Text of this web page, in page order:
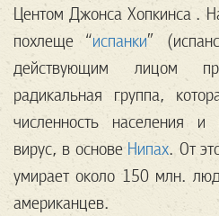
Центом Джонса Хопкинса .
похлеще “испанки”
действующим лицом
радикальная группа,
численность населения
вирус, в основе Нипах. От
умирает около 150 млн.
американцев.